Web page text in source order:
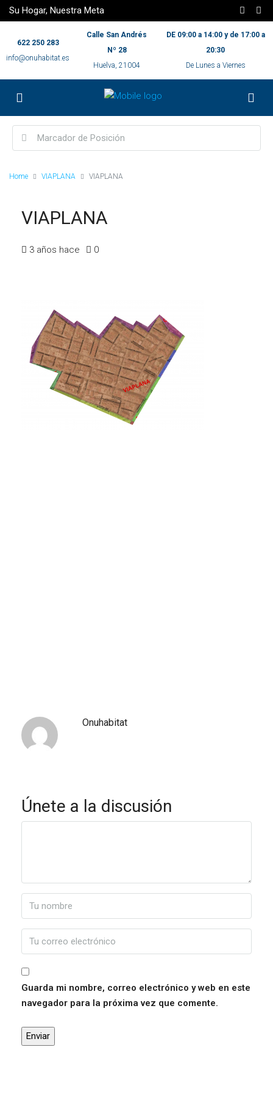
Su Hogar, Nuestra Meta
622 250 283
info@onuhabitat.es
Calle San Andrés
Nº 28
Huelva, 21004
DE 09:00 a 14:00 y de 17:00 a
20:30
De Lunes a Viernes
Home VIAPLANA VIAPLANA
VIAPLANA
3 años hace 0
Onuhabitat
Únete a la discusión
Guarda mi nombre, correo electrónico y web en este
navegador para la próxima vez que comente.